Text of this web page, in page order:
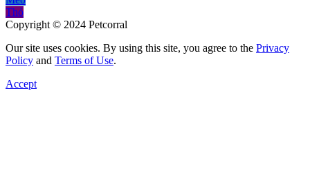
Thỏ
Copyright © 2024 Petcorral
Our site uses cookies. By using this site, you agree to the Privacy
Policy and Terms of Use.
Accept